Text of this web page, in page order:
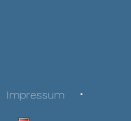
Impressum